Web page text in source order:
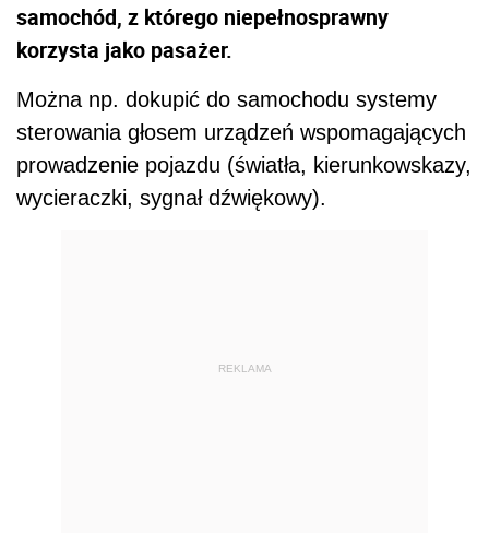
samochód, z którego niepełnosprawny
korzysta jako pasażer.
Można np. dokupić do samochodu systemy
sterowania głosem urządzeń wspomagających
prowadzenie pojazdu (światła, kierunkowskazy,
wycieraczki, sygnał dźwiękowy).
REKLAMA